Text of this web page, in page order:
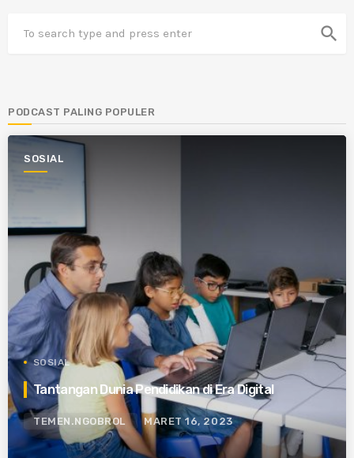
search
PODCAST PALING POPULER
SOSIAL
SOSIAL
Tantangan Dunia Pendidikan di Era Digital
TEMEN.NGOBROL MARET 16, 2023